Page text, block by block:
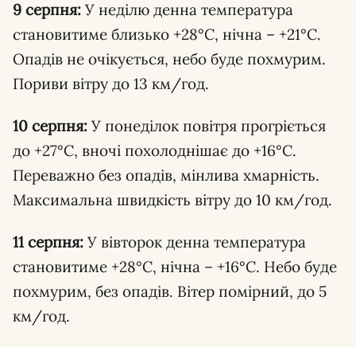
9 серпня: У неділю денна температура
становитиме близько +28°C, нічна – +21°C.
Опадів не очікується, небо буде похмурим.
Пориви вітру до 13 км/год.
10 серпня: У понеділок повітря прогріється
до +27°C, вночі похолоднішає до +16°C.
Переважно без опадів, мінлива хмарність.
Максимальна швидкість вітру до 10 км/год.
11 серпня: У вівторок денна температура
становитиме +28°C, нічна – +16°C. Небо буде
похмурим, без опадів. Вітер помірний, до 5
км/год.